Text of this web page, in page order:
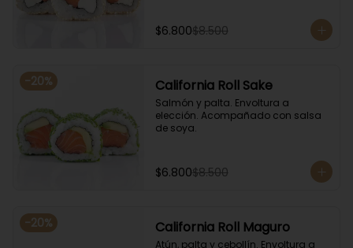
$6.800$8.500
-20% California Roll Sake
Salmón y palta. Envoltura a
elección. Acompañado con salsa
de soya.
$6.800$8.500
-20% California Roll Maguro
Atún, palta y cebollín. Envoltura a